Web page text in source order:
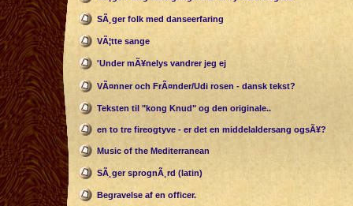
SÃ¸ger folk med danseerfaring
VÃ¦tte sange
'Under mÃ¥nelys vandrer jeg ej
VÃ¤nner och FrÃ¤nder/Udi rosen - dansk tekst?
Teksten til "kong Knud" og den originale..
en to tre fireogtyve - er det en middelaldersang ogsÃ¥?
Music of the Mediterranean
SÃ¸ger sprognÃ¸rd (latin)
Begravelse af en officer.